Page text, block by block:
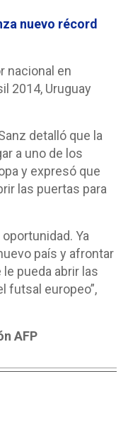
nuevo récord
nacional en
2014, Uruguay
detalló que la
a uno de los
y expresó que
las puertas para
Ya
país y afrontar
pueda abrir las
futsal europeo”,
AFP